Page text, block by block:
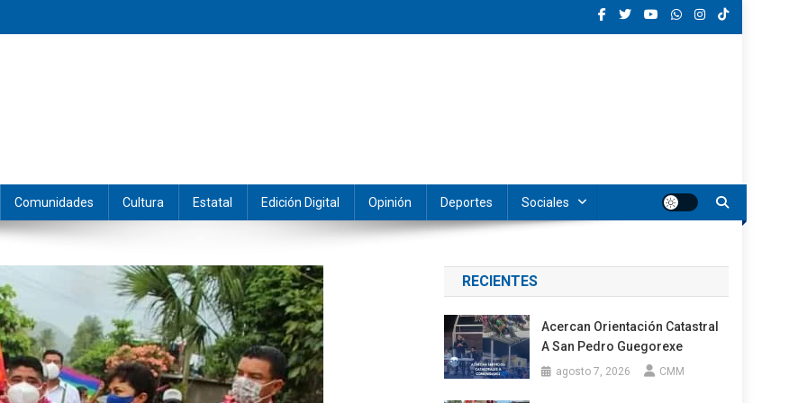
Comunidades Cultura Estatal Edición Digital Opinión Deportes Sociales
RECIENTES
Acercan Orientación Catastral
A San Pedro Guegorexe
agosto 7, 2026 CMM